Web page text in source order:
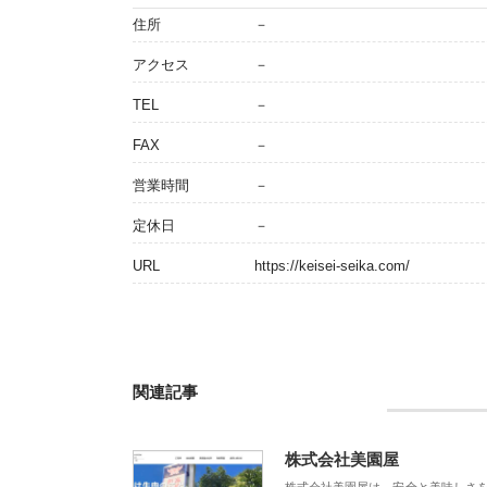
住所 －
アクセス －
TEL －
FAX －
営業時間 －
定休日 －
URL https://keisei-seika.com/
関連記事
株式会社美園屋